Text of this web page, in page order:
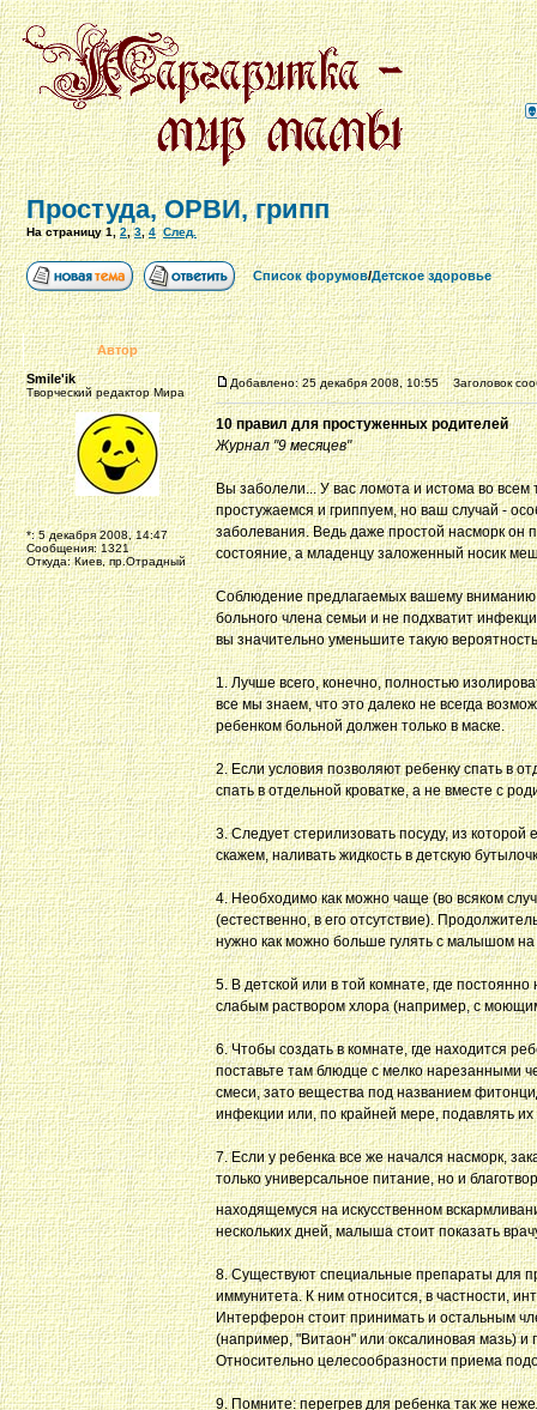
Простуда, ОРВИ, грипп
На страницу1,2,3,4 След.
Список форумов/Детское здоровье
Автор
Smile'ik
Творческий редактор Мира
*: 5 декабря 2008, 14:47
Сообщения: 1321
Откуда: Киев, пр.Отрадный
Добавлено: 25 декабря 2008, 10:55 Заголовок
10 правил для простуженных родителей
Журнал "9 месяцев"
Вы заболели... У вас ломота и истома во всем
простужаемся и гриппуем, но ваш случай -
заболевания. Ведь даже простой насморк он
состояние, а младенцу заложенный носик
Соблюдение предлагаемых вашему вниманию
больного члена семьи и не подхватит
вы значительно уменьшите такую
1. Лучше всего, конечно, полностью
все мы знаем, что это далеко не всегда
ребенком больной должен только в маске.
2. Если условия позволяют ребенку спать в
спать в отдельной кроватке, а не вместе с
3. Следует стерилизовать посуду, из
скажем, наливать жидкость в детскую
4. Необходимо как можно чаще (во всяком
(естественно, в его отсутствие).
нужно как можно больше гулять с малышом на
5. В детской или в той комнате, где
слабым раствором хлора (например, с
6. Чтобы создать в комнате, где находится
поставьте там блюдце с мелко нарезанными
смеси, зато вещества под названием
инфекции или, по крайней мере, подавлять их
7. Если у ребенка все же начался насморк,
только универсальное питание, но и
находящемуся на искусственном
нескольких дней, малыша стоит показать
8. Существуют специальные препараты для
иммунитета. К ним относится, в частности,
Интерферон стоит принимать и остальным
(например, "Витаон" или оксалиновая мазь)
Относительно целесообразности приема
9. Помните: перегрев для ребенка так же